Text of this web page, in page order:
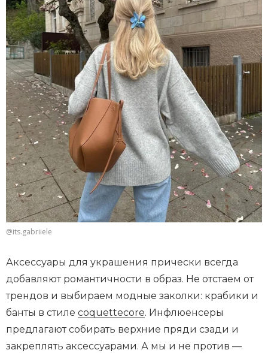
@its.gabriiele
Аксессуары для украшения прически всегда
добавляют романтичности в образ. Не отстаем от
трендов и выбираем модные заколки: крабики и
банты в стиле coquettecore. Инфлюенсеры
предлагают собирать верхние пряди сзади и
закреплять аксессуарами. А мы и не против —